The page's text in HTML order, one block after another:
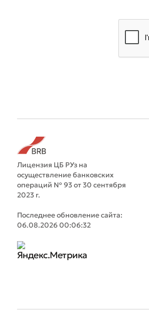
Лицензия ЦБ РУз на
осуществление банковских
операций № 93 от 30 сентября
2023 г.
Последнее обновление сайта:
06.08.2026 00:06:32